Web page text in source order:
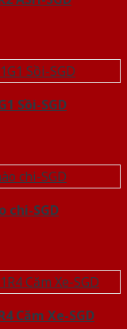
Sồi-SGD
chi-SGD
Căm Xe-SGD